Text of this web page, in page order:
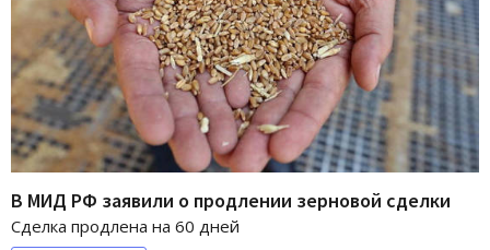
В МИД РФ заявили о продлении зерновой сделки
Сделка продлена на 60 дней